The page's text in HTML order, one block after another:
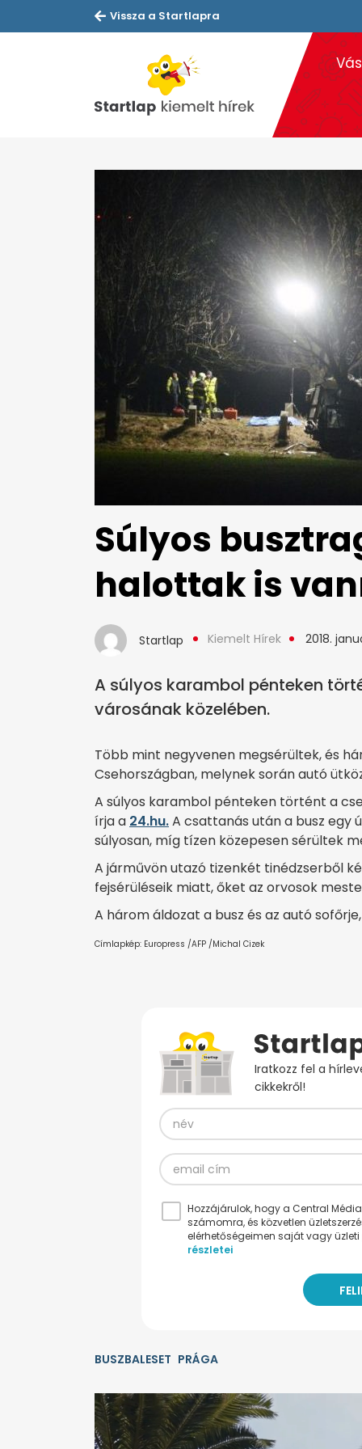
Vissza a Startlapra
Súlyos
halottak is
Startlap Kiemelt Hírek 2018.
A súlyos karambol pénteken
városának közelében.
Több mint negyvenen megsérültek, és
Csehországban, melynek során autó
A súlyos karambol pénteken történt a
írja a 24.hu.A csattanás után a busz egy
súlyosan, míg tízen közepesen sérültek
A járművön utazó tizenkét tinédzserből
fejsérüléseik miatt, őket az orvosok
A három áldozat a busz és az autó
Címlapkép: Europress /AFP /Michal Cizek
Iratkozz fel a
cikkekről!
Hozzájárulok, hogy a Central
számomra, és közvetlen
elérhetőségeimen saját vagy
részletei
BUSZBALESET PRÁGA